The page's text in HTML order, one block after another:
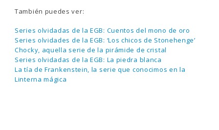
También puedes ver:
Series olvidadas de la EGB: Cuentos del mono de oro
Series olvidades de la EGB: ‘Los chicos de Stonehenge’
Chocky, aquella serie de la pirámide de cristal
Series olvidadas de la EGB: La piedra blanca
La tía de Frankenstein, la serie que conocimos en la
Linterna mágica